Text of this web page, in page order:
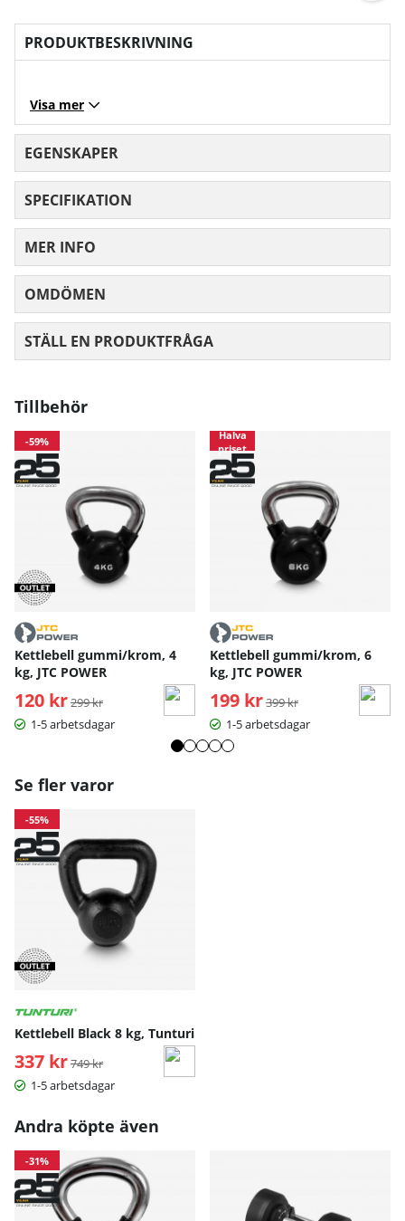
PRODUKTBESKRIVNING
Visa mer
EGENSKAPER
SPECIFIKATION
MER INFO
OMDÖMEN
STÄLL EN PRODUKTFRÅGA
Tillbehör
-59%
Kettlebell gummi/krom, 4
kg, JTC POWER
120 kr Ordinarie pris:
299 kr
1-5 arbetsdagar
Halva
priset
Kettlebell gummi/krom, 6
kg, JTC POWER
199 kr Ordinarie pris:
399 kr
1-5 arbetsdagar
Se fler varor
-55%
Kettlebell Black 8 kg, Tunturi
337 krOrdinarie pris:
749 kr
1-5 arbetsdagar
Andra köpte även
-31%